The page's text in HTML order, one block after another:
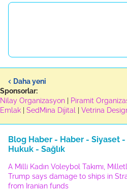
Daha yeni
Sponsorlar:
Nilay Organizasyon
Piramit
Emlak
SedMina Dijital Vetrina
Blog Haber - Haber - Siyaset
Hukuk - Sağlık
A Milli Kadın Voleybol Takımı,
Trump says damage to ships in
from Iranian funds